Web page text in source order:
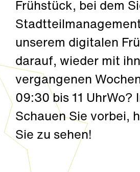
Frühstück, bei dem
unserem digitalen
darauf, wieder mit
vergangenen
09:30 bis 11 UhrWo?
Schauen Sie vorbei,
Sie zu sehen!